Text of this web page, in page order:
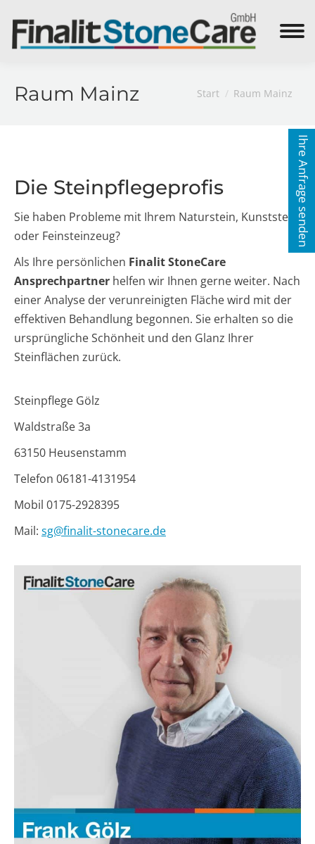
Search:
Raum Mainz Sie befinden sich hier:
Start Raum Mainz
Die Steinpflegeprofis
Sie haben Probleme mit Ihrem Naturstein, Kunststein
oder Feinsteinzeug?
Als Ihre persönlichen Finalit StoneCare
Ansprechpartner helfen wir Ihnen gerne weiter. Nach
einer Analyse der verunreinigten Fläche wird mit der
effektiven Behandlung begonnen. Sie erhalten so die
ursprüngliche Schönheit und den Glanz Ihrer
Steinflächen zurück.
Steinpflege Gölz
Waldstraße 3a
63150 Heusenstamm
Telefon 06181-4131954
Mobil 0175-2928395
Mail: sg@finalit-stonecare.de
Ihre Anfrage senden